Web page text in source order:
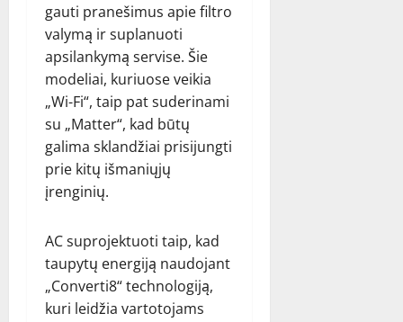
gauti pranešimus apie filtro
valymą ir suplanuoti
apsilankymą servise. Šie
modeliai, kuriuose veikia
„Wi-Fi“, taip pat suderinami
su „Matter“, kad būtų
galima sklandžiai prisijungti
prie kitų išmaniųjų
įrenginių.
AC suprojektuoti taip, kad
taupytų energiją naudojant
„Converti8“ technologiją,
kuri leidžia vartotojams